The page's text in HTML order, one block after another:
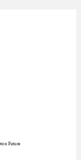
Future